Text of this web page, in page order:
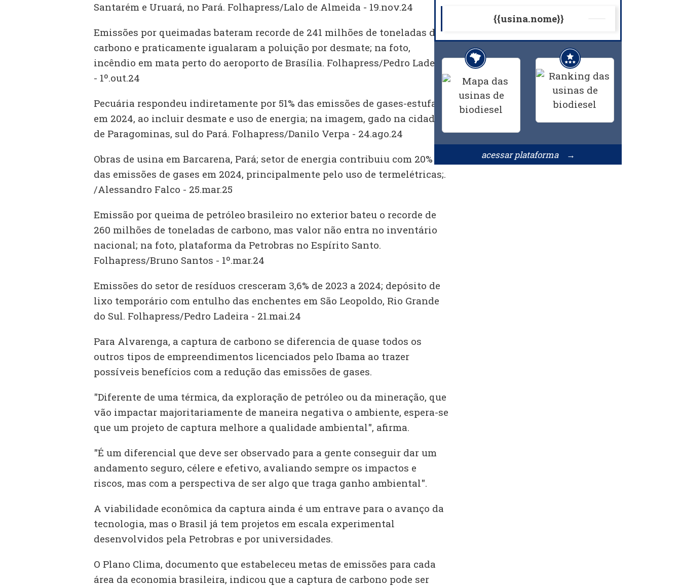
Santarém e Uruará, no Pará. Folhapress/Lalo de Almeida - 19.nov.24
Emissões por queimadas bateram recorde de 241 milhões de toneladas de
carbono e praticamente igualaram a poluição por desmate; na foto,
incêndio em mata perto do aeroporto de Brasília. Folhapress/Pedro Ladeira
- 1º.out.24
Pecuária respondeu indiretamente por 51% das emissões de gases-estufa
em 2024, ao incluir desmate e uso de energia; na imagem, gado na cidade
de Paragominas, sul do Pará. Folhapress/Danilo Verpa - 24.ago.24
Obras de usina em Barcarena, Pará; setor de energia contribuiu com 20%
das emissões de gases em 2024, principalmente pelo uso de termelétricas;.
/Alessandro Falco - 25.mar.25
Emissão por queima de petróleo brasileiro no exterior bateu o recorde de
260 milhões de toneladas de carbono, mas valor não entra no inventário
nacional; na foto, plataforma da Petrobras no Espírito Santo.
Folhapress/Bruno Santos - 1º.mar.24
Emissões do setor de resíduos cresceram 3,6% de 2023 a 2024; depósito de
lixo temporário com entulho das enchentes em São Leopoldo, Rio Grande
do Sul. Folhapress/Pedro Ladeira - 21.mai.24
Para Alvarenga, a captura de carbono se diferencia de quase todos os
outros tipos de empreendimentos licenciados pelo Ibama ao trazer
possíveis benefícios com a redução das emissões de gases.
"Diferente de uma térmica, da exploração de petróleo ou da mineração, que
vão impactar majoritariamente de maneira negativa o ambiente, espera-se
que um projeto de captura melhore a qualidade ambiental", afirma.
"É um diferencial que deve ser observado para a gente conseguir dar um
andamento seguro, célere e efetivo, avaliando sempre os impactos e
riscos, mas com a perspectiva de ser algo que traga ganho ambiental".
A viabilidade econômica da captura ainda é um entrave para o avanço da
tecnologia, mas o Brasil já tem projetos em escala experimental
desenvolvidos pela Petrobras e por universidades.
O Plano Clima, documento que estabeleceu metas de emissões para cada
área da economia brasileira, indicou que a captura de carbono pode ser
{{usina.nome}}
acessar plataforma →